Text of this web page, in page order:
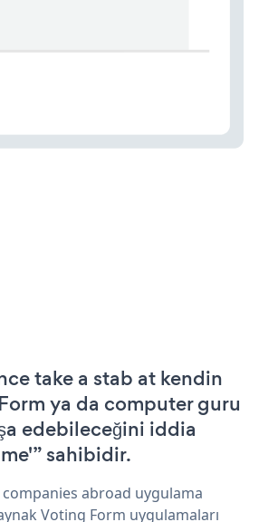
take a stab at kendin
ya da computer guru
edebileceğini iddia
sahibidir.
abroad uygulama
Voting Form uygulamaları